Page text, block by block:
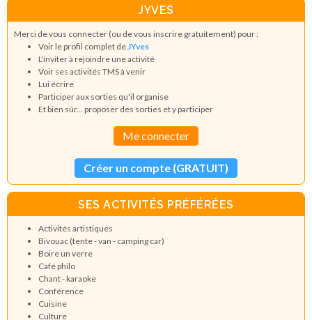
JYVES
Merci de vous connecter (ou de vous inscrire gratuitement) pour :
Voir le profil complet deJYves
L'inviter à rejoindre une activité
Voir ses activités TMS à venir
Lui écrire
Participer aux sorties qu'il organise
Et bien sûr... proposer des sorties et y participer
Me connecter
Créer un compte (GRATUIT)
SES ACTIVITÉS PRÉFÉRÉES
Activités artistiques
Bivouac (tente - van - camping car)
Boire un verre
Café philo
Chant - karaoke
Conférence
Cuisine
Culture